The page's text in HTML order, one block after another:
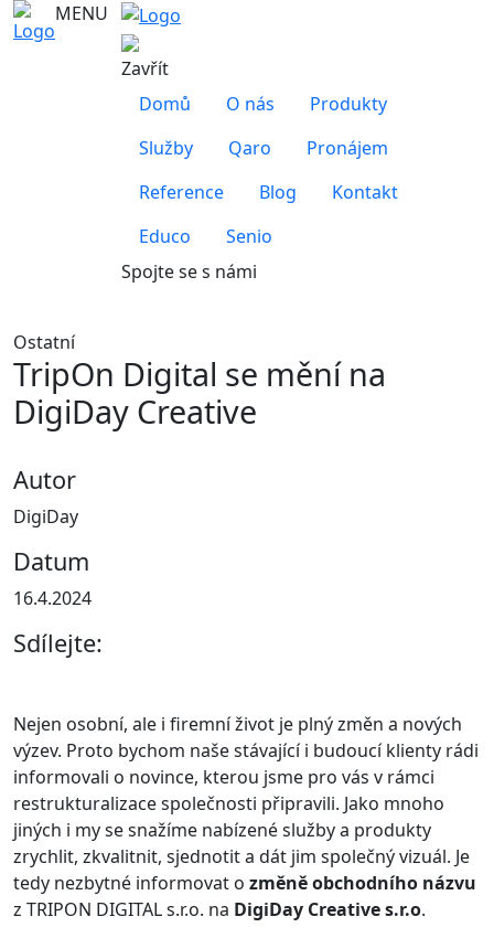
MENU
Zavřít
Domů
O nás
Produkty
Služby
Qaro
Pronájem
Reference
Blog
Kontakt
Educo
Senio
Spojte se s námi
Ostatní
TripOn Digital se mění na
DigiDay Creative
Autor
DigiDay
Datum
16.4.2024
Sdílejte:
Nejen osobní, ale i firemní život je plný změn a nových
výzev. Proto bychom naše stávající i budoucí klienty rádi
informovali o novince, kterou jsme pro vás v rámci
restrukturalizace společnosti připravili. Jako mnoho
jiných i my se snažíme nabízené služby a produkty
zrychlit, zkvalitnit, sjednotit a dát jim společný vizuál. Je
tedy nezbytné informovat o změně obchodního názvu
z TRIPON DIGITAL s.r.o. na DigiDay Creative s.r.o.